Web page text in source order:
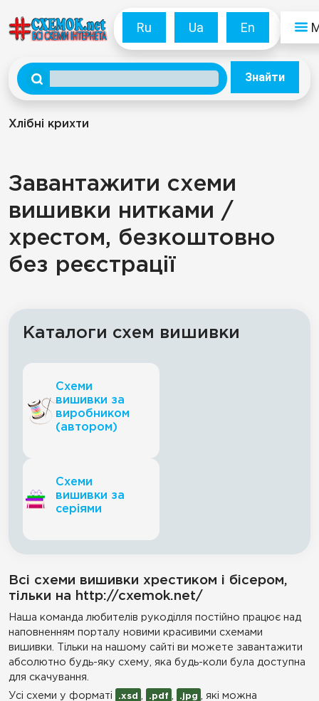
Ru Ua En
Знайти
Хлібні крихти
Завантажити схеми
вишивки нитками /
хрестом, безкоштовно
без реєстрації
Каталоги схем вишивки
Схеми
вишивки за
виробником
(автором)
Схеми
вишивки за
серіями
Всі схеми вишивки хрестиком і бісером,
тільки на http://cxemok.net/
Наша команда любителів рукоділля постійно працює над
наповненням порталу новими красивими схемами
вишивки. Тільки на нашому сайті ви можете завантажити
абсолютно будь-яку схему, яка будь-коли була доступна
для скачування.
Усі схеми у форматі
.xsd .pdf .jpg , які можна